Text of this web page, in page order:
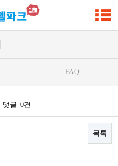
FAQ
댓글 0건
목록